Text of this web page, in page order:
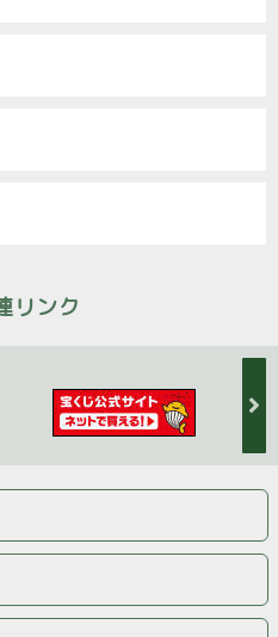
リンク